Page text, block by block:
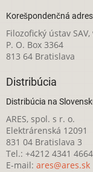
Korešpondenčná
Filozofický ústav SAV,
P. O. Box 3364
813 64 Bratislava
Distribúcia
Distribúcia na
ARES, spol. s r. o.
Elektrárenská 12091
831 04 Bratislava 3
Tel.: +4212 4341 4664
E-mail: ares@ares.sk